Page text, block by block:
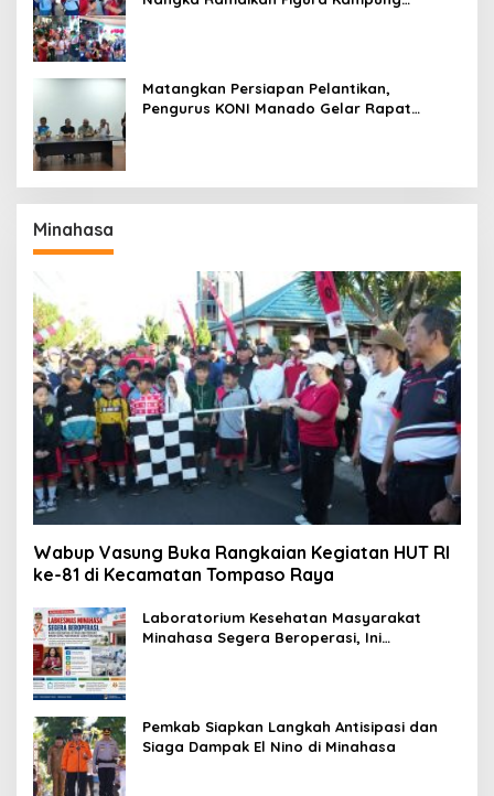
Matangkan Persiapan Pelantikan,
Pengurus KONI Manado Gelar Rapat
Minahasa
Wabup Vasung Buka Rangkaian Kegiatan HUT RI
ke-81 di Kecamatan Tompaso Raya
Laboratorium Kesehatan Masyarakat
Minahasa Segera Beroperasi, Ini
Pemkab Siapkan Langkah Antisipasi dan
Siaga Dampak El Nino di Minahasa